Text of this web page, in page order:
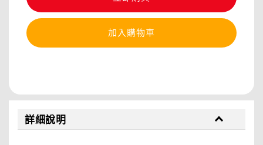
加入購物車
詳細說明